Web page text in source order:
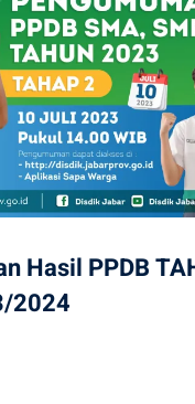
Hasil PPDB
2024